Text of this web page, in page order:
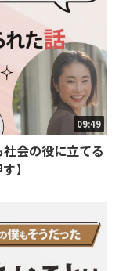
09:49
会の役に立てる
】